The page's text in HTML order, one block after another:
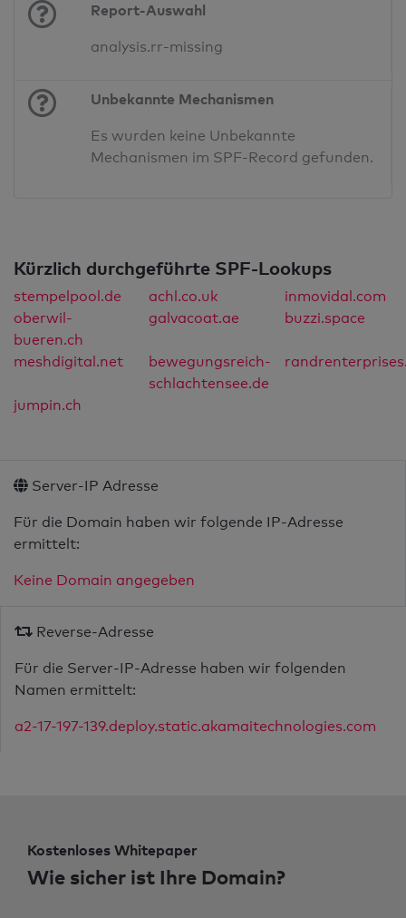
Report-Auswahl
analysis.rr-missing
Unbekannte Mechanismen
Es wurden keine Unbekannte
Mechanismen im SPF-Record gefunden.
Kürzlich durchgeführte SPF-Lookups
stempelpool.de achl.co.uk
inmovidal.com
oberwil-
bueren.ch
galvacoat.ae buzzi.space
meshdigital.net
bewegungsreich-
schlachtensee.de
jumpin.ch
Server-IP Adresse
Für die Domain haben wir folgende IP-Adresse
ermittelt:
Keine Domain angegeben
Reverse-Adresse
Für die Server-IP-Adresse haben wir folgenden
Namen ermittelt:
a2-17-197-139.deploy.static.akamaitechnologies.com
Kostenloses Whitepaper
Wie sicher ist Ihre Domain?